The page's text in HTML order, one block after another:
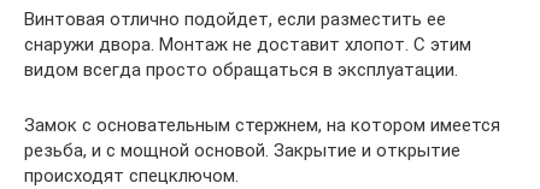
Винтовая отлично подойдет, если разместить ее
снаружи двора. Монтаж не доставит хлопот. С этим
видом всегда просто обращаться в эксплуатации.
Замок с основательным стержнем, на котором имеется
резьба, и с мощной основой. Закрытие и открытие
происходят спецключом.